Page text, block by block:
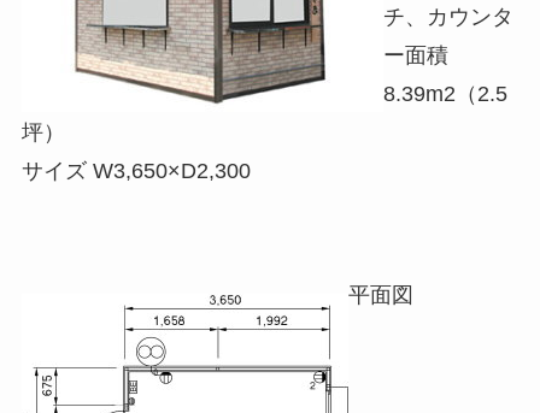
チ、カウンタ
ー面積
8.39m2（2.5
坪）
サイズ W3,650×D2,300
平面図